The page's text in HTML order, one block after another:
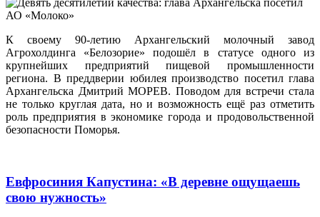
К своему 90-летию Архангельский молочный завод
Агрохолдинга «Белозорие» подошёл в статусе одного из
крупнейших предприятий пищевой промышленности
региона. В преддверии юбилея производство посетил глава
Архангельска Дмитрий МОРЕВ. Поводом для встречи стала
не только круглая дата, но и возможность ещё раз отметить
роль предприятия в экономике города и продовольственной
безопасности Поморья.
Евфросиния Капустина: «В деревне ощущаешь
свою нужность»